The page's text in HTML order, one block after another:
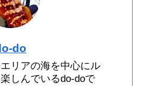
do
リアの海を中心にル
しんでいるdo-doで